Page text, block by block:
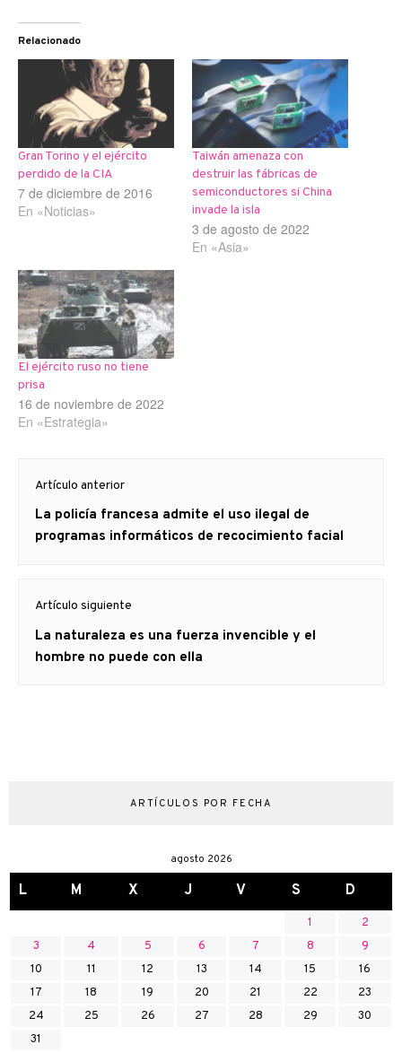
Relacionado
Gran Torino y el ejército
perdido de la CIA
7 de diciembre de 2016
En «Noticias»
Taiwán amenaza con
destruir las fábricas de
semiconductores si China
invade la isla
3 de agosto de 2022
En «Asia»
El ejército ruso no tiene
prisa
16 de noviembre de 2022
En «Estrategia»
de
entradas
Artículo anterior
Artículo
anterior
La policía francesa admite el uso ilegal de
programas informáticos de recocimiento facial
Artículo siguiente
Artículo
siguiente:
La naturaleza es una fuerza invencible y el
hombre no puede con ella
ARTÍCULOS POR FECHA
agosto 2026
L M X J V S D
1
2
3
4 5 6 7 8
9
10
11 12 13 14 15
16
17
18 19 20 21 22
23
24
25 26 27 28 29
30
31